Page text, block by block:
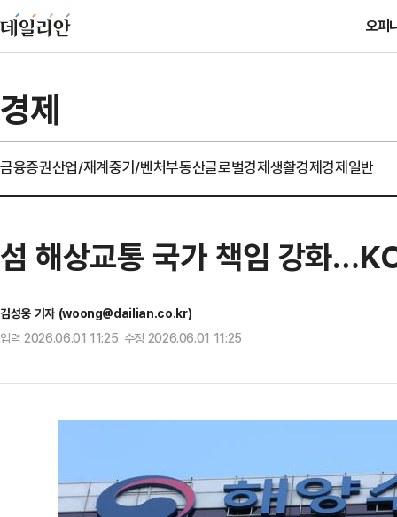
오피
경제
금융증권산업/재계중기/벤처부동산글로벌경제생활경제경제일반
섬 해상교통 국가 책임 강화
김성웅 기자 (woong@dailian.co.kr)
입력 2026.06.01 11:25 수정 2026.06.01 11:25